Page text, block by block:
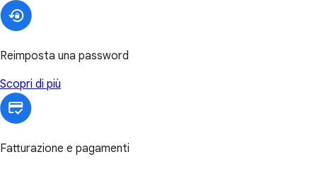
Reimposta una password
Scopri di più
Fatturazione e pagamenti